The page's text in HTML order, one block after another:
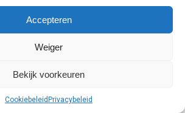
Accepteren
Weiger
Bekijk voorkeuren
Cookiebeleid Privacybeleid
Privacybeleid